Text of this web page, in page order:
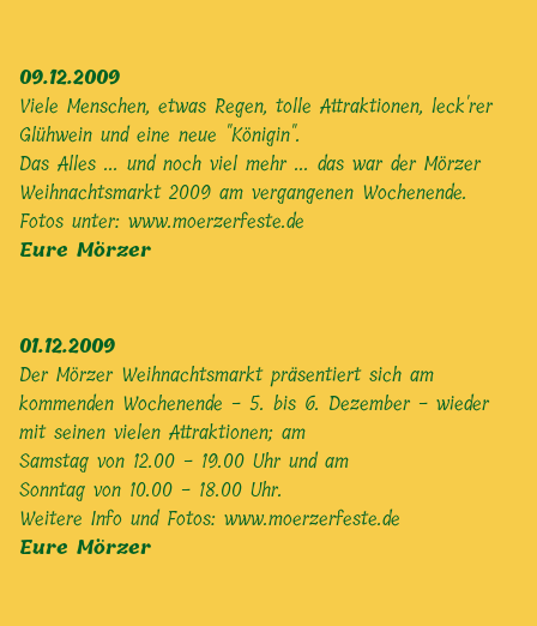
09.12.2009
Viele Menschen, etwas Regen, tolle Attraktionen, leck'rer
Glühwein und eine neue "Königin".
Das Alles ... und noch viel mehr ... das war der Mörzer
Weihnachtsmarkt 2009 am vergangenen Wochenende.
Fotos unter: www.moerzerfeste.de
Eure Mörzer
01.12.2009
Der Mörzer Weihnachtsmarkt präsentiert sich am
kommenden Wochenende - 5. bis 6. Dezember - wieder
mit seinen vielen Attraktionen; am
Samstag von 12.00 - 19.00 Uhr und am
Sonntag von 10.00 - 18.00 Uhr.
Weitere Info und Fotos: www.moerzerfeste.de
Eure Mörzer